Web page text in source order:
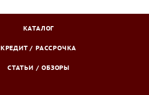
КАТАЛОГ
КРЕДИТ / РАССРОЧКА
СТАТЬИ / ОБЗОРЫ